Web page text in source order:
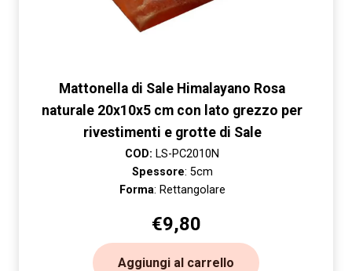
Mattonella di Sale Himalayano Rosa
naturale 20x10x5 cm con lato grezzo per
rivestimenti e grotte di Sale
COD: LS-PC2010N
Spessore: 5cm
Forma: Rettangolare
€9,80
Aggiungi al carrello